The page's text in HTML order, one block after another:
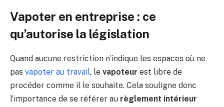
Vapoter en entreprise : ce
qu’autorise la législation
Quand aucune restriction n’indique les espaces où ne
pas vapoter au travail, le vapoteur est libre de
procéder comme il le souhaite. Cela souligne donc
l’importance de se référer au règlement intérieur